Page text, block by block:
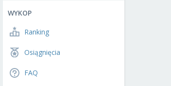
WYKOP
Ranking
Osiągnięcia
FAQ